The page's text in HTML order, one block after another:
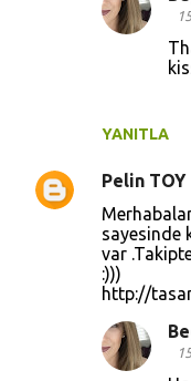
YANITLA
Pelin TOY
sayesinde
var
:)))
http://